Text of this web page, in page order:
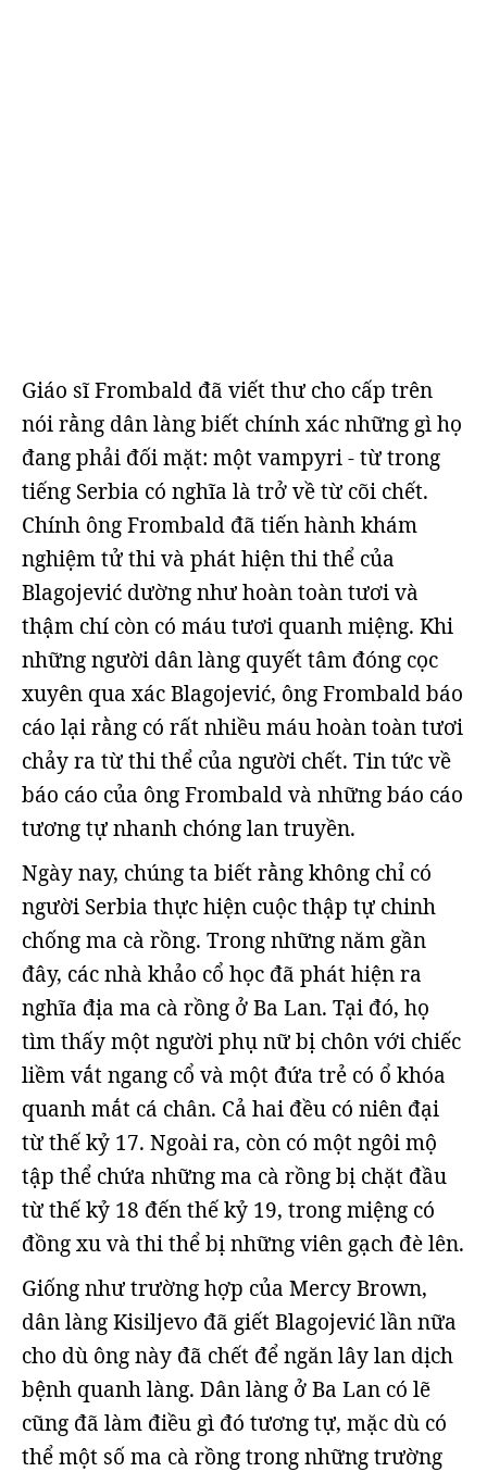
Giáo sĩ Frombald đã viết thư cho cấp trên
nói rằng dân làng biết chính xác những gì họ
đang phải đối mặt: một vampyri - từ trong
tiếng Serbia có nghĩa là trở về từ cõi chết.
Chính ông Frombald đã tiến hành khám
nghiệm tử thi và phát hiện thi thể của
Blagojević dường như hoàn toàn tươi và
thậm chí còn có máu tươi quanh miệng. Khi
những người dân làng quyết tâm đóng cọc
xuyên qua xác Blagojević, ông Frombald báo
cáo lại rằng có rất nhiều máu hoàn toàn tươi
chảy ra từ thi thể của người chết. Tin tức về
báo cáo của ông Frombald và những báo cáo
tương tự nhanh chóng lan truyền.
Ngày nay, chúng ta biết rằng không chỉ có
người Serbia thực hiện cuộc thập tự chinh
chống ma cà rồng. Trong những năm gần
đây, các nhà khảo cổ học đã phát hiện ra
nghĩa địa ma cà rồng ở Ba Lan. Tại đó, họ
tìm thấy một người phụ nữ bị chôn với chiếc
liềm vắt ngang cổ và một đứa trẻ có ổ khóa
quanh mắt cá chân. Cả hai đều có niên đại
từ thế kỷ 17. Ngoài ra, còn có một ngôi mộ
tập thể chứa những ma cà rồng bị chặt đầu
từ thế kỷ 18 đến thế kỷ 19, trong miệng có
đồng xu và thi thể bị những viên gạch đè lên.
Giống như trường hợp của Mercy Brown,
dân làng Kisiljevo đã giết Blagojević lần nữa
cho dù ông này đã chết để ngăn lây lan dịch
bệnh quanh làng. Dân làng ở Ba Lan có lẽ
cũng đã làm điều gì đó tương tự, mặc dù có
thể một số ma cà rồng trong những trường